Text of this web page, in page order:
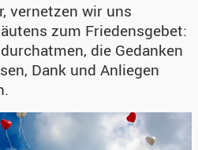
vernetzen wir uns
zum Friedensgebet:
die Gedanken
Dank und Anliegen